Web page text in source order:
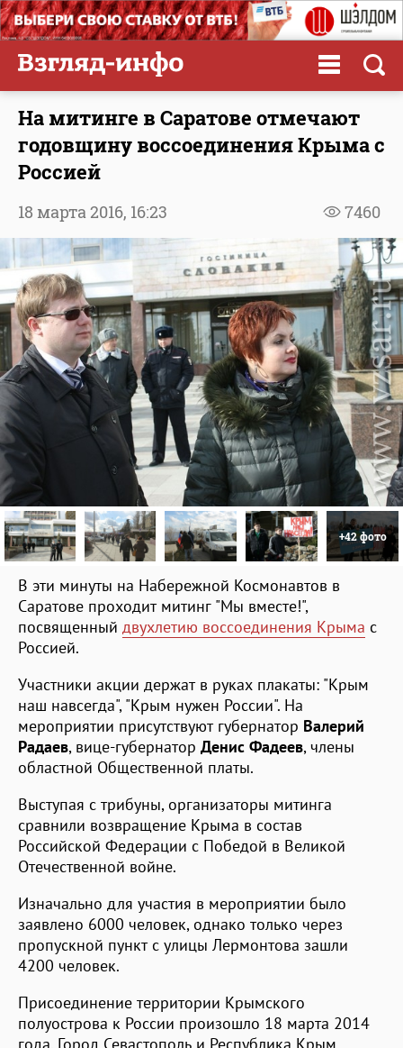
На митинге в Саратове отмечают
годовщину воссоединения Крыма с
Россией
7460
18 марта 2016, 16:23
+42 фото
В эти минуты на Набережной Космонавтов в
Саратове проходит митинг "Мы вместе!",
посвященный двухлетию воссоединения Крыма с
Россией.
Участники акции держат в руках плакаты: "Крым
наш навсегда", "Крым нужен России". На
мероприятии присутствуют губернатор Валерий
Радаев, вице-губернатор Денис Фадеев, члены
областной Общественной платы.
Выступая с трибуны, организаторы митинга
сравнили возвращение Крыма в состав
Российской Федерации с Победой в Великой
Отечественной войне.
Изначально для участия в мероприятии было
заявлено 6000 человек, однако только через
пропускной пункт с улицы Лермонтова зашли
4200 человек.
Присоединение территории Крымского
полуострова к России произошло 18 марта 2014